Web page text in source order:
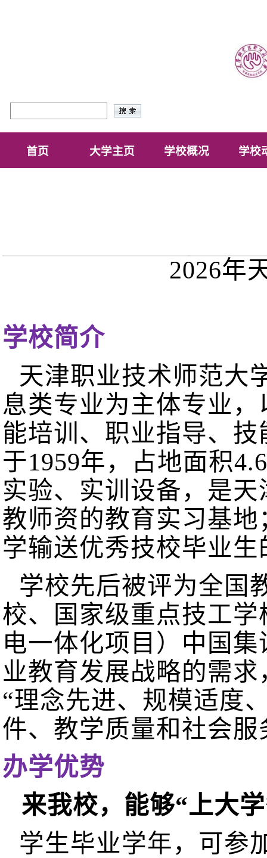
首页 大学主页 学校概况 学校
2026年
学校简介
天津职业技术师范大
息类专业为主体专业
能培训、职业指导、
于1959年，占地面积
实验、实训设备，是
教师资的教育实习基
学输送优秀技校毕业
学校先后被评为全国
校、国家级重点技工
电一体化项目）中国
业教育发展战略的需
“理念先进、规模适度
件、教学质量和社会
办学优势
来我校，能够“上大
学生毕业学年，可参